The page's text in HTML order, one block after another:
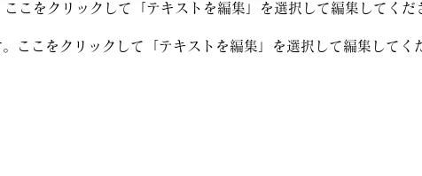
こをクリックして「テキストを編集」を選択して編集してくだ
ここをクリックして「テキストを編集」を選択して編集してく